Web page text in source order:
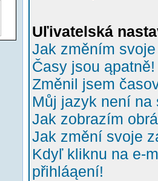
Uľivatelská
Jak změním
Časy jsou ąpatně!
Změnil jsem
Můj jazyk není na
Jak zobrazím
Jak změní svoje
Kdyľ kliknu na e-
přihláąení!